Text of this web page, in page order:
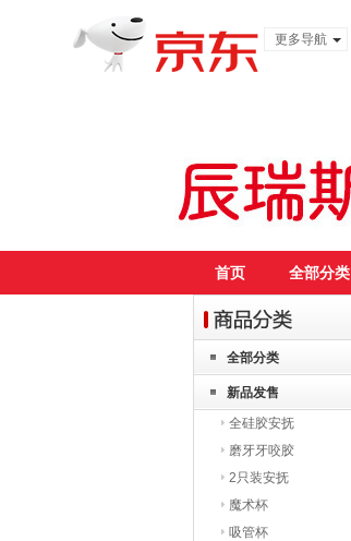
更多导航
首页 全部分类
全部分类
新品发售
全硅胶安抚
磨牙牙咬胶
2只装安抚
魔术杯
吸管杯